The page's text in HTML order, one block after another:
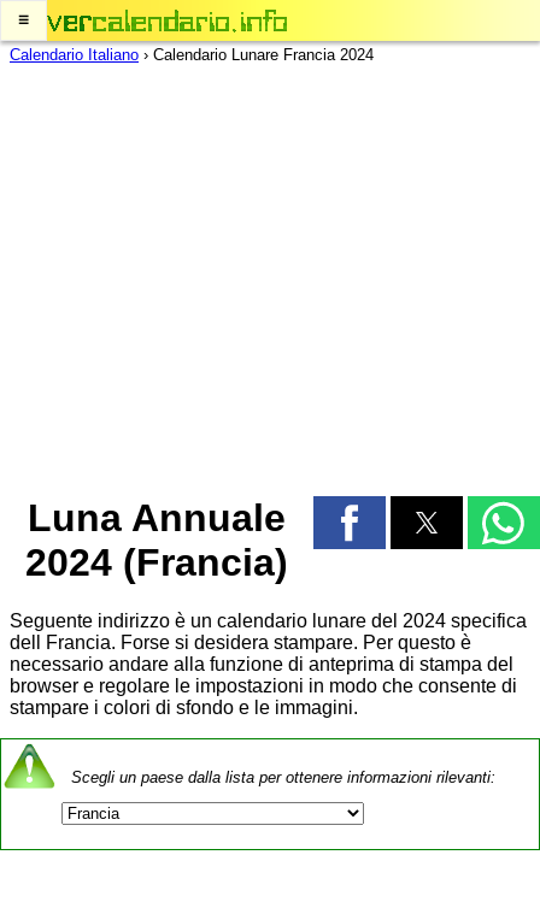
≡
Calendario Italiano › Calendario Lunare Francia 2024
Luna Annuale
2024 (Francia)
Seguente indirizzo è un calendario lunare del 2024 specifica
dell Francia. Forse si desidera stampare. Per questo è
necessario andare alla funzione di anteprima di stampa del
browser e regolare le impostazioni in modo che consente di
stampare i colori di sfondo e le immagini.
Scegli un paese dalla lista per ottenere informazioni rilevanti: